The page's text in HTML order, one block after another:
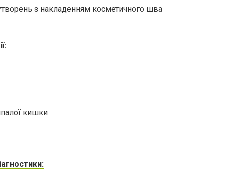
з накладенням косметичного шва
кишки